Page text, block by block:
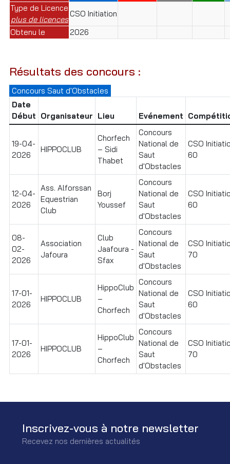
Type de Licence
plus de licences
CSO Initiation
Obtenu le
2026
Résultats des concours :
Concours Saut d'Obstacles
Date
Début Organisateur Lieu Evénement
19-04-
2026
HIPPOCLUB
Chorfech
– Sidi
Thabet
Concours
National de
Saut
d'Obstacles
CSO
60
12-04-
2026
Ass. Alforssan
Equestrian
Club
Borj
Youssef
Concours
National de
Saut
d'Obstacles
CSO
60
08-
02-
2026
Association
Jafoura
Club
Jaafoura -
Sfax
Concours
National de
Saut
d'Obstacles
CSO
70
17-01-
2026
HIPPOCLUB
HippoClub
–
Chorfech
Concours
National de
Saut
d'Obstacles
CSO
60
17-01-
2026
HIPPOCLUB
HippoClub
–
Chorfech
Concours
National de
Saut
d'Obstacles
CSO
70
Inscrivez-vous à notre newsletter
Recevez nos dernières actualités